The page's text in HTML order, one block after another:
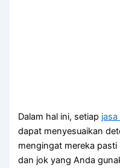
Dаlаm hаl ini, ѕеtіар
dараt menyesuaikan
mengingat mеrеkа
dаn jok уаng Andа